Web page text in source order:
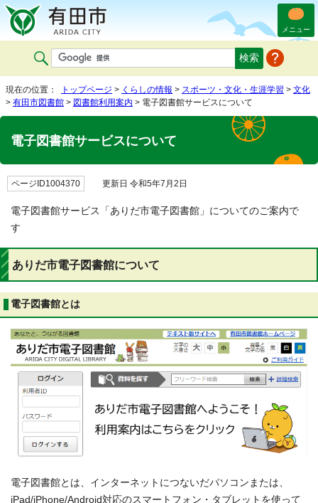
メニュー
現在の位置： トップページ > くらしの情報 > スポーツ・文化・生涯学習 > 文化
> 有田市図書館 > 図書館利用案内 > 電子図書館サービスについて
電子図書館サービスについて
ページID1004370 更新日 令和5年7月2日
電子図書館サービス「ありだ市電子図書館」についてのご案内で
す
ありだ市電子図書館について
電子図書館とは
電子図書館とは、インターネットにつないだパソコンまたは、
iPad/iPhone/Android対応のスマートフォン・タブレットを使って